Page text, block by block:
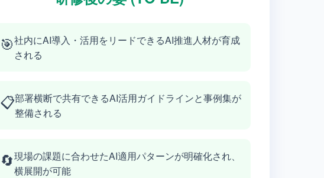
🎯社内にAI導入・活用をリードできるAI推進人材が育成
される
📋部署横断で共有できるAI活用ガイドラインと事例集が
整備される
🔄現場の課題に合わせたAI適用パターンが明確化され、
横展開が可能